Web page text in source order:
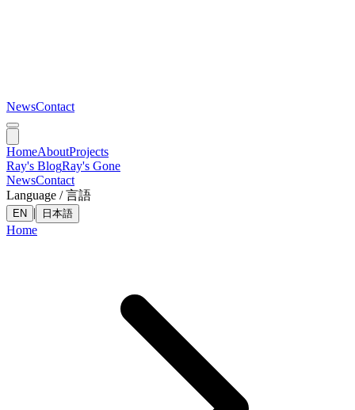
NewsContact
HomeAboutProjects
Ray's BlogRay's Gone
NewsContact
Language / 言語
EN | 日本語
Home